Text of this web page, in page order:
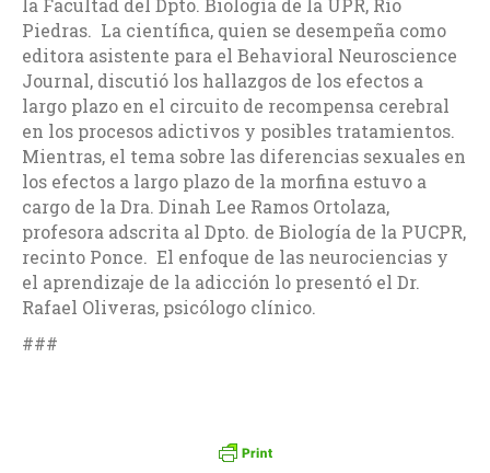
la Facultad del Dpto. Biología de la UPR, Río
Piedras. La científica, quien se desempeña como
editora asistente para el Behavioral Neuroscience
Journal, discutió los hallazgos de los efectos a
largo plazo en el circuito de recompensa cerebral
en los procesos adictivos y posibles tratamientos.
Mientras, el tema sobre las diferencias sexuales en
los efectos a largo plazo de la morfina estuvo a
cargo de la Dra. Dinah Lee Ramos Ortolaza,
profesora adscrita al Dpto. de Biología de la PUCPR,
recinto Ponce. El enfoque de las neurociencias y
el aprendizaje de la adicción lo presentó el Dr.
Rafael Oliveras, psicólogo clínico.
###